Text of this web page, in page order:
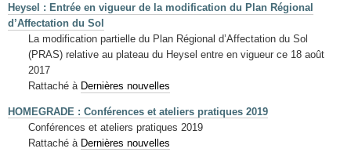
Heysel : Entrée en vigueur de la modification du Plan Régional
d’Affectation du Sol
La modification partielle du Plan Régional d’Affectation du Sol
(PRAS) relative au plateau du Heysel entre en vigueur ce 18 août
2017
Rattaché à Dernières nouvelles
HOMEGRADE : Conférences et ateliers pratiques 2019
Conférences et ateliers pratiques 2019
Rattaché à Dernières nouvelles